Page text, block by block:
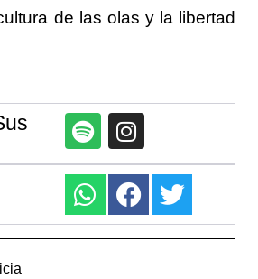
de las olas y la libertad